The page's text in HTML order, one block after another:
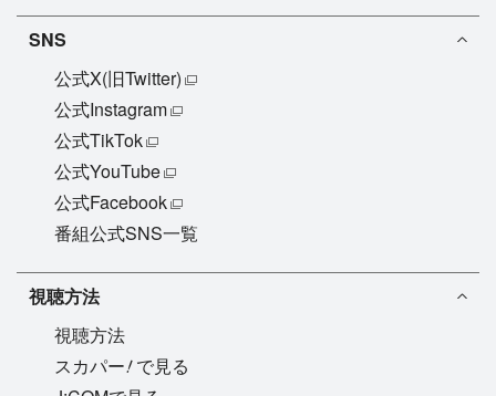
SNS
公式X(旧Twitter)
公式Instagram
公式TikTok
公式YouTube
公式Facebook
番組公式SNS一覧
視聴方法
視聴方法
スカパー!で見る